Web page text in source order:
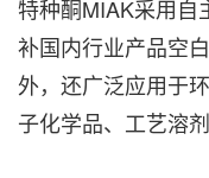
特种酮MIAK采用自
补国内行业产品空
外，还广泛应用于
子化学品、工艺溶剂